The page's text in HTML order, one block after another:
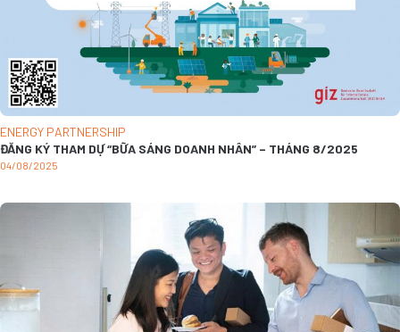
ENERGY PARTNERSHIP
ĐĂNG KÝ THAM DỰ “BỮA SÁNG DOANH NHÂN” – THÁNG 8/2025
04/08/2025